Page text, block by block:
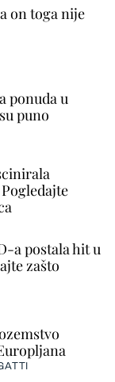
ponuda u
puno
a postala hit u
zašto
on toga nije